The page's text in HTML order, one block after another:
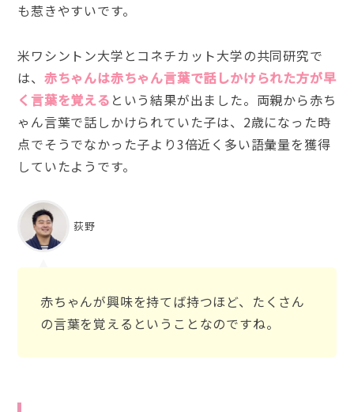
も惹きやすいです。
米ワシントン大学とコネチカット大学の共同研究で
は、 赤ちゃんは赤ちゃん言葉で話しかけられた方が早
く言葉を覚える という結果が出ました。両親から赤ち
ゃん言葉で話しかけられていた子は、2歳になった時
点でそうでなかった子より3倍近く多い語彙量を獲得
していたようです。
荻野
赤ちゃんが興味を持てば持つほど、たくさん
の言葉を覚えるということなのですね。